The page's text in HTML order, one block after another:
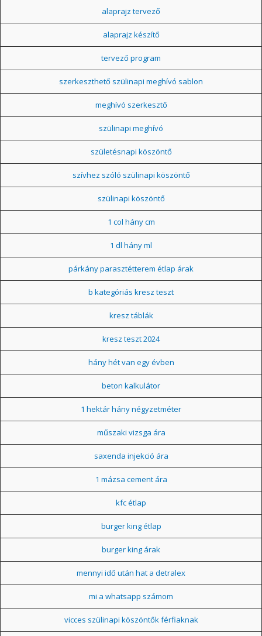
alaprajz tervező
alaprajz készítő
tervező program
szerkeszthető szülinapi meghívó sablon
meghívó szerkesztő
szülinapi meghívó
születésnapi köszöntő
szívhez szóló szülinapi köszöntő
szülinapi köszöntő
1 col hány cm
1 dl hány ml
párkány parasztétterem étlap árak
b kategóriás kresz teszt
kresz táblák
kresz teszt 2024
hány hét van egy évben
beton kalkulátor
1 hektár hány négyzetméter
műszaki vizsga ára
saxenda injekció ára
1 mázsa cement ára
kfc étlap
burger king étlap
burger king árak
mennyi idő után hat a detralex
mi a whatsapp számom
vicces szülinapi köszöntők férfiaknak